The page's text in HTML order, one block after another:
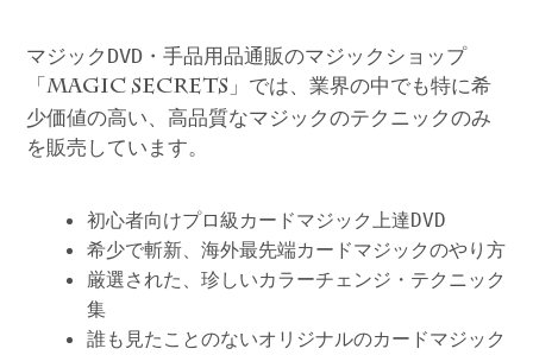
マジックDVD・手品用品通販のマジックショップ
「 MAGIC SECRETS 」では、業界の中でも特に希
少価値の高い、高品質なマジックのテクニックのみ
を販売しています。
初心者向けプロ級カードマジック上達DVD
希少で斬新、海外最先端カードマジックのやり方
厳選された、珍しいカラーチェンジ・テクニック
集
誰も見たことのないオリジナルのカードマジック